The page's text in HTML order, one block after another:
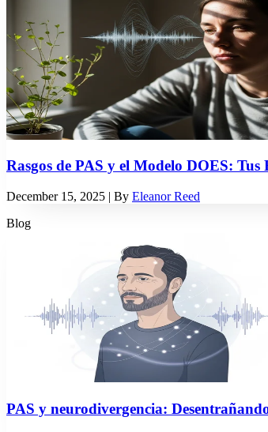
Rasgos de PAS y el Modelo DOES: Tus
December 15, 2025 | By Eleanor Reed
Blog
PAS y neurodivergencia: